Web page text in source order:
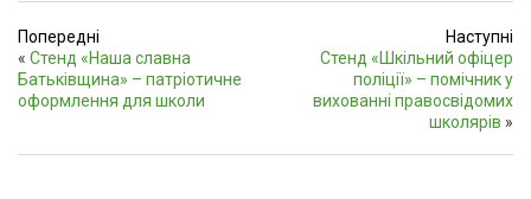
Попередні
« Стенд «Наша славна
Батьківщина» – патріотичне
оформлення для школи
Наступні
Стенд «Шкільний офіцер
поліції» – помічник у
вихованні правосвідомих
школярів »